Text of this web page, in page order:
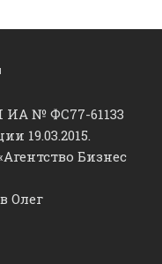
№ ФС77-61133
19.03.2015.
Бизнес
Олег